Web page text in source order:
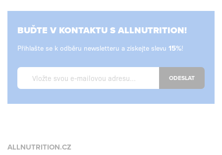
BUĎTE V KONTAKTU S ALLNUTRITION!
Přihlašte se k odběru newsletteru a získejte slevu !
ODESLAT
ALLNUTRITION.CZ